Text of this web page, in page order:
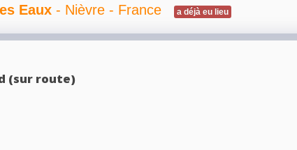
Eaux - Nièvre - France a déjà eu lieu
(sur route)